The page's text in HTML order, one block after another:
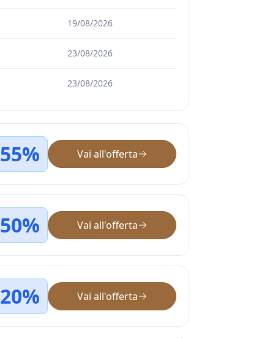
19/08/2026
23/08/2026
23/08/2026
55% Vai all'offerta
50% Vai all'offerta
20% Vai all'offerta